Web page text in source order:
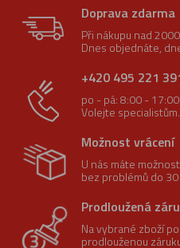
Doprava zdarma
Při nákupu nad
Dnes objednáte,
+420 495 221
po - pá: 8:00 - 17:00
Volejte specialistům.
Možnost vrácení
U nás máte
bez problémů do 30
Prodloužená
Na vybrané zboží
prodlouženou